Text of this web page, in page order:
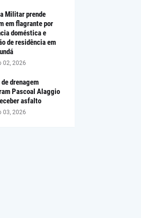
Militar prende
em flagrante por
doméstica e
de residência em
02, 2026
drenagem
Pascoal Alaggio
asfalto
03, 2026